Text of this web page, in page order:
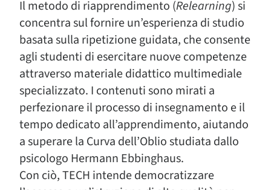
Il metodo di riapprendimento (Relearning) si
concentra sul fornire un’esperienza di studio
basata sulla ripetizione guidata, che consente
agli studenti di esercitare nuove competenze
attraverso materiale didattico multimediale
specializzato. I contenuti sono mirati a
perfezionare il processo di insegnamento e il
tempo dedicato all’apprendimento, aiutando
a superare la Curva dell’Oblio studiata dallo
psicologo Hermann Ebbinghaus.
Con ciò, TECH intende democratizzare